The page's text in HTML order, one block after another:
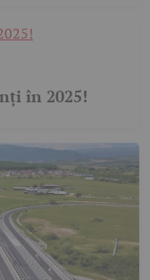
în 2025!